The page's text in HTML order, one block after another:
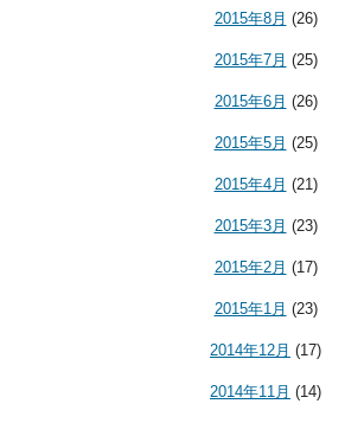
2015年8月 (26)
2015年7月 (25)
2015年6月 (26)
2015年5月 (25)
2015年4月 (21)
2015年3月 (23)
2015年2月 (17)
2015年1月 (23)
2014年12月 (17)
2014年11月 (14)